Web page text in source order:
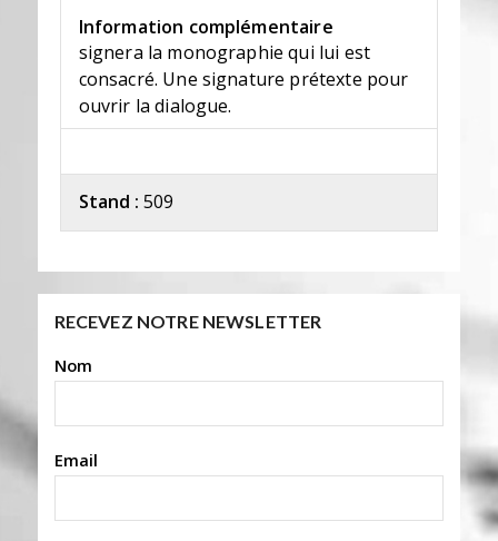
Information complémentaire
signera la monographie qui lui est
consacré. Une signature prétexte pour
ouvrir la dialogue.
Stand : 509
RECEVEZ NOTRE NEWSLETTER
Nom
Email